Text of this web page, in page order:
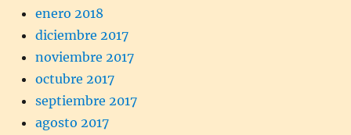
enero 2018
diciembre 2017
noviembre 2017
octubre 2017
septiembre 2017
agosto 2017